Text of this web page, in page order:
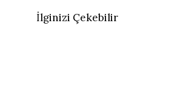
İlginizi Çekebilir